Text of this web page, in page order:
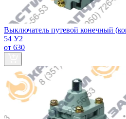
Выключатель путевой конечный
54 У2
от 630